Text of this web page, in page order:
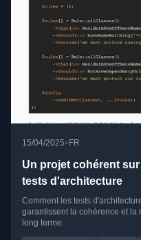
15/04/2025•FR
Un projet cohérent
tests d'architecture
Comment les tests
garantissent la cohérence et la
long terme.